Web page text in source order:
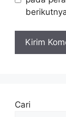
Cari